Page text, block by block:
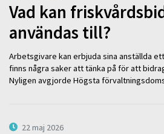
Vad kan
användas till?
Arbetsgivare kan erbjuda sina anställda
finns några saker att tänka på för att
Nyligen avgjorde Högsta
22 maj 2026